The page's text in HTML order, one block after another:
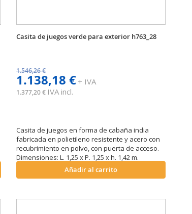
Casita de juegos verde para exterior h763_28
1.546,26 €
1.138,18 €+ IVA
1.377,20 € IVA incl.
Casita de juegos en forma de cabaña india
fabricada en polietileno resistente y acero con
recubrimiento en polvo, con puerta de acceso.
Dimensiones: L. 1,25 x P. 1,25 x h. 1,42 m.
Añadir al carrito